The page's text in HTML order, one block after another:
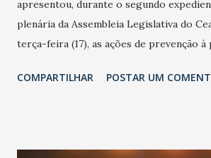
apresentou, durante o segundo
plenária da Assembleia Legislativa do
terça-feira (17), as ações de prevenção à
adotadas pelo Governo do Estado na
COMPARTILHAR POSTAR UM